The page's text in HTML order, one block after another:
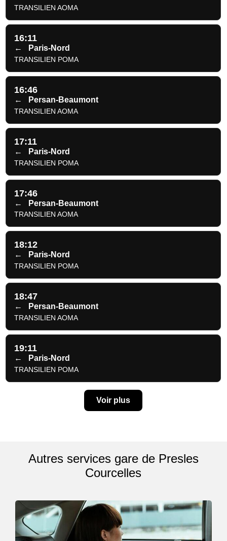
TRANSILIEN AOMA
16:11
← Paris-Nord
TRANSILIEN POMA
16:46
← Persan-Beaumont
TRANSILIEN AOMA
17:11
← Paris-Nord
TRANSILIEN POMA
17:46
← Persan-Beaumont
TRANSILIEN AOMA
18:12
← Paris-Nord
TRANSILIEN POMA
18:47
← Persan-Beaumont
TRANSILIEN AOMA
19:11
← Paris-Nord
TRANSILIEN POMA
Voir plus
Autres services gare de Presles
Courcelles